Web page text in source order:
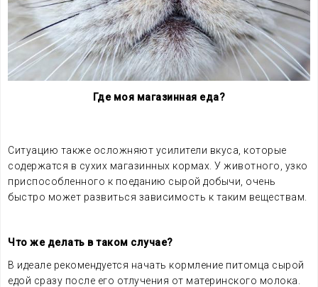
Где моя магазинная еда?
Ситуацию также осложняют усилители вкуса, которые
содержатся в сухих магазинных кормах. У животного, узко
приспособленного к поеданию сырой добычи, очень
быстро может развиться зависимость к таким веществам.
Что же делать в таком случае?
В идеале рекомендуется начать кормление питомца сырой
едой сразу после его отлучения от материнского молока.